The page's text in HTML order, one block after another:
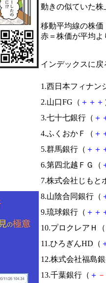
動きの似ていた
移動平均線の株価
赤＝株価が平均
インデックスに戻
1.西日本フィナン
2.山口FG（ ＋ ＋ ＋
3.七十七銀行（ ＋
4.ふくおかＦ（ ＋
5.群馬銀行（ ＋ ＋
6.第四北越ＦＧ（
7.株式会社じもと
8.山陰合同銀行（
9.琉球銀行（ ＋ ＋
10.プロクレアＨ（
11.ひろぎんHD（
12.株式会社福島
13.千葉銀行（ ＋ －